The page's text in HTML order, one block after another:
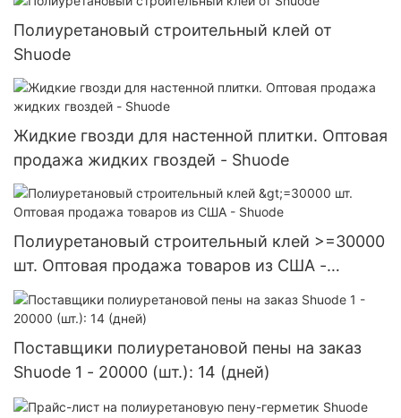
Полиуретановый строительный клей от
Shuode
Жидкие гвозди для настенной плитки. Оптовая
продажа жидких гвоздей - Shuode
Полиуретановый строительный клей >=30000
шт. Оптовая продажа товаров из США -
Shuode
Поставщики полиуретановой пены на заказ
Shuode 1 - 20000 (шт.): 14 (дней)